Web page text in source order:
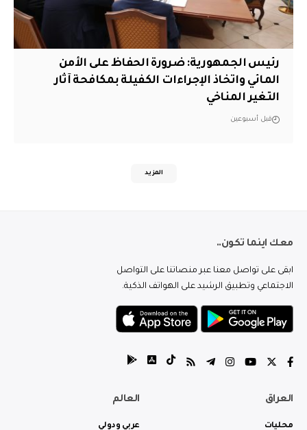
رئيس الجمهورية: ضرورة الحفاظ على الأمن
المائي واتخاذ الإجراءات الكفيلة بمكافحة آثار
التغير المناخي
قبل أسبوعين
المزيد
معك اينما تكون..
ابقى على تواصل معنا عبر منصاتنا على التواصل
الاجتماعي وتطبيق الرشيد على الهواتف الذكية.
العراق
محليات
العالم
عربي ودولي